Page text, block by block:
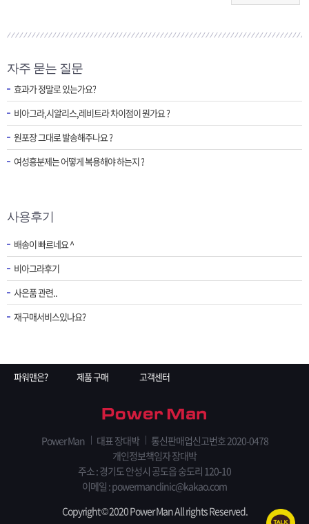
자주 묻는 질문
효과가 정말로 있는가요?
비아그라,시알리스,레비트라 차이점이 뭔가요 ?
원포장 그대로 발송해주나요 ?
여성흥분제는 어떻게 복용해야 하는지 ?
사용후기
배송이 빠르네요 ^
비아그라후기
사은품 관련..
재구매서비스있나요?
파워맨은? 제품 구매 고객센터
Power Man 대표 장대박
통신판매업신고번호 2020-0478
개인정보책임자 장대박
주소 : 경기도 안성시 공도읍 숭도리 120-10
이메일 : powermanclinic@kakao.com
Copyright © 2020 Power Man All rights Reserved.